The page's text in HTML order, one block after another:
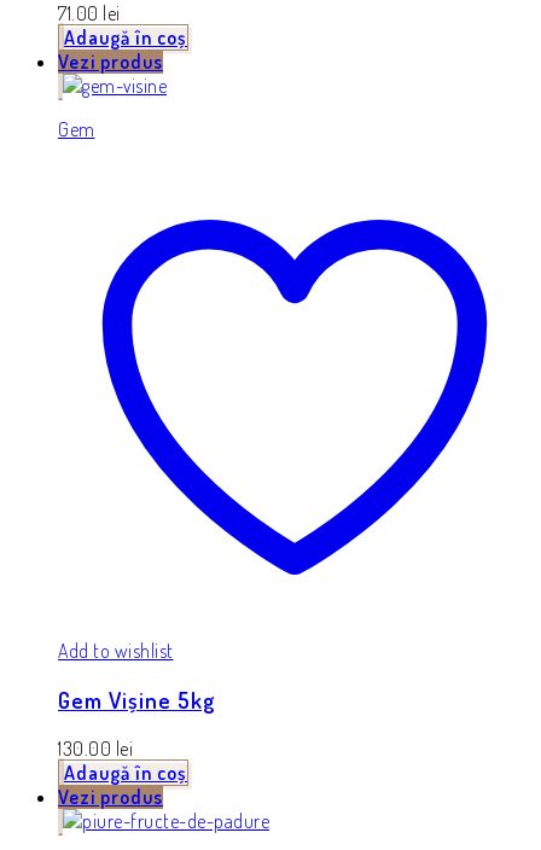
71.00 lei
Adaugă în coș
Vezi produs
Gem
Add to wishlist
Gem Vișine 5kg
130.00 lei
Adaugă în coș
Vezi produs